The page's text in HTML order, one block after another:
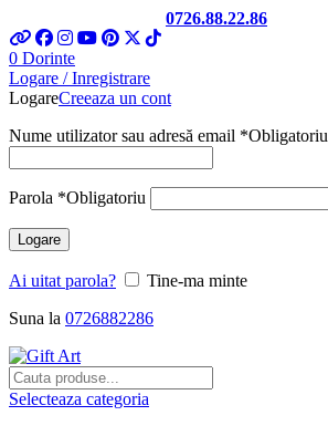
0726.88.22.86
0 Dorinte
Logare / Inregistrare
LogareCreeaza un cont
Nume utilizator sau adresă email *Obligatoriu
Parola *Obligatoriu
Logare
Ai uitat parola?
Tine-ma minte
Suna la 0726882286
Selecteaza categoria